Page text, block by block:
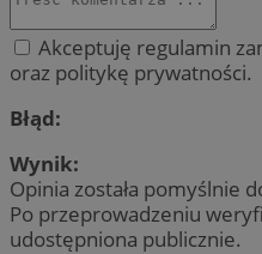
Akceptuję regulamin
oraz politykę prywatności.
Błąd:
Wynik:
Opinia została pomyślnie
Po przeprowadzeniu
udostępniona publicznie.